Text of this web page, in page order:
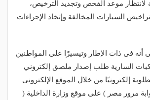
لانتظار موعد الفحص وتجديد الترخيص،
السيارات المخالفة وإتخاذ الإجراءات
أنه فى ذات الإطار وتيسيرًا على المواطنين
السارية طلب إصدار ملصق إلكتروني
إلكترونيًا من خلال الموقع الإلكترونى
مرور مصر ) على موقع وزارة الداخلية (